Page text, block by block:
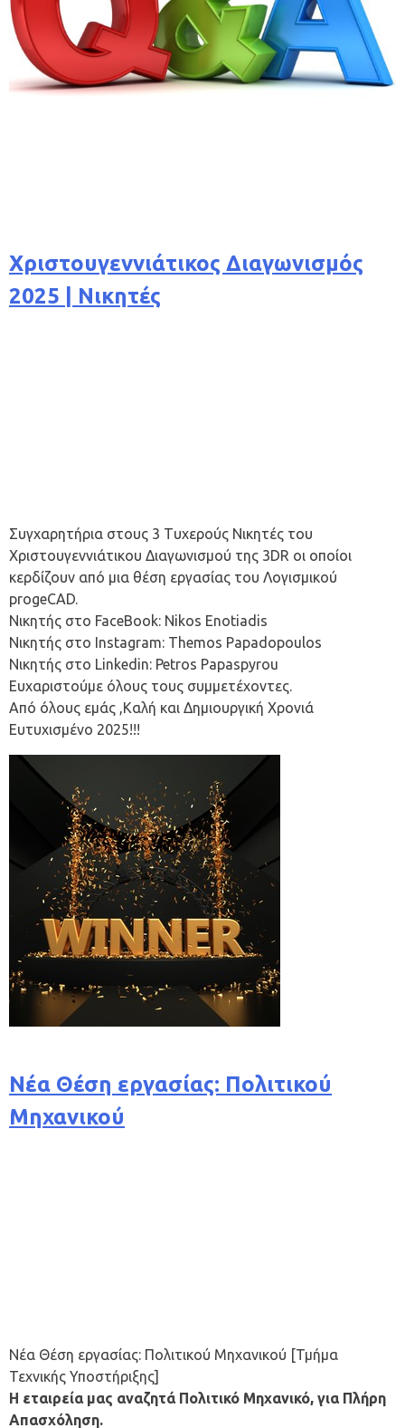
Χριστουγεννιάτικος Διαγωνισμός
2025 | Νικητές
Συγχαρητήρια στους 3 Tυχερούς Nικητές του
Χριστουγεννιάτικου Διαγωνισμού της 3DR οι οποίοι
κερδίζουν από μια θέση εργασίας του Λογισμικού
progeCAD.
Νικητής στο FaceBook: Nikos Enotiadis
Νικητής στο Instagram: Themos Papadopoulos
Νικητής στο Linkedin: Petros Papaspyrou
Ευχαριστούμε όλους τους συμμετέχοντες.
Από όλους εμάς ,Καλή και Δημιουργική Χρονιά
Ευτυχισμένο 2025!!!
Νέα Θέση εργασίας: Πολιτικού
Μηχανικού
Νέα Θέση εργασίας: Πολιτικού Μηχανικού [Τμήμα
Τεχνικής Υποστήριξης]
Η εταιρεία μας αναζητά Πολιτικό Μηχανικό, για Πλήρη
Απασχόληση.